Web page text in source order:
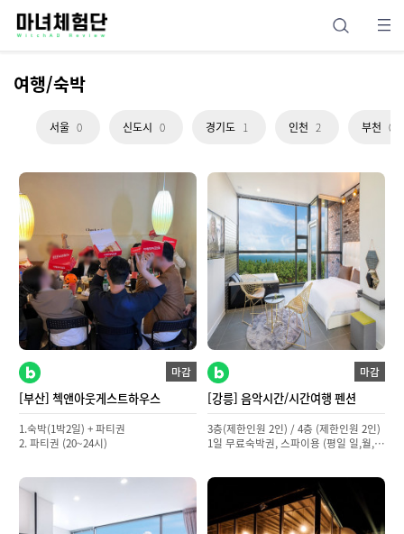
여행/숙박
서울 0 신도시 0 경기도 1 인천 2 부천 0
마감
[부산] 첵앤아웃게스트하우스
1.숙박(1박2일) + 파티권
2. 파티권 (20~24시)
마감
[강릉] 음악시간/시간여행 펜션
3층(제한인원 2인) / 4층 (제한인원 2인)
1일 무료숙박권, 스파이용 (평일 일,월,